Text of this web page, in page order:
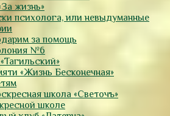
жизнь»
психолога, или невыдуманные
за помощь
№6
«Жизнь Бесконечная»
школа «Светочъ»
школе